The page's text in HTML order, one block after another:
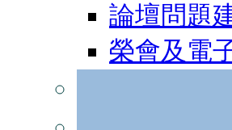
論壇問題
榮會及電